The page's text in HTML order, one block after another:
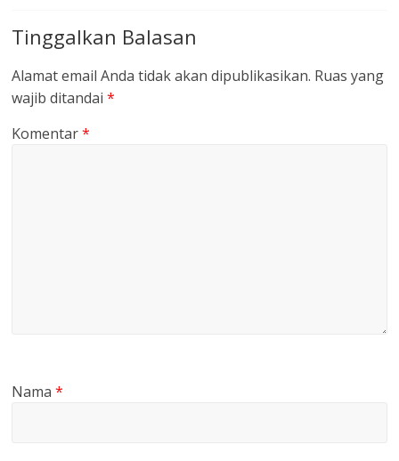
Tinggalkan Balasan
Alamat email Anda tidak akan dipublikasikan. Ruas yang
wajib ditandai*
Komentar*
Nama*